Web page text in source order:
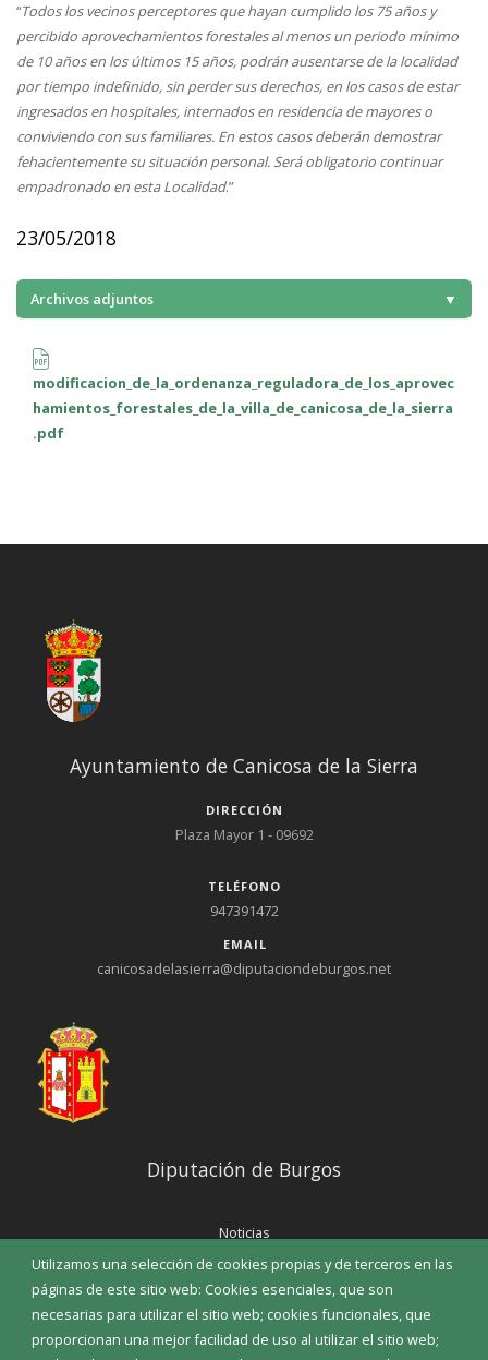
“Todos los vecinos perceptores que hayan cumplido los 75 años y
percibido aprovechamientos forestales al menos un periodo mínimo
de 10 años en los últimos 15 años, podrán ausentarse de la localidad
por tiempo indefinido, sin perder sus derechos, en los casos de estar
ingresados en hospitales, internados en residencia de mayores o
conviviendo con sus familiares. En estos casos deberán demostrar
fehacientemente su situación personal. Será obligatorio continuar
empadronado en esta Localidad.”
23/05/2018
Archivos adjuntos ▼
modificacion_de_la_ordenanza_reguladora_de_los_aprovec
hamientos_forestales_de_la_villa_de_canicosa_de_la_sierra
.pdf
Utilizamos una selección de cookies propias y de terceros en las
páginas de este sitio web: Cookies esenciales, que son
necesarias para utilizar el sitio web; cookies funcionales, que
proporcionan una mejor facilidad de uso al utilizar el sitio web;
Ayuntamiento de Canicosa de la Sierra
DIRECCIÓN
Plaza Mayor 1 - 09692
TELÉFONO
947391472
EMAIL
canicosadelasierra@diputaciondeburgos.net
Diputación de Burgos
Noticias
Eventos
Corporación Municipal
Teléfonos de interés